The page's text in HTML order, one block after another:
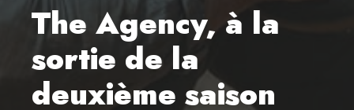
The Agency, à la
sortie de la
deuxième saison